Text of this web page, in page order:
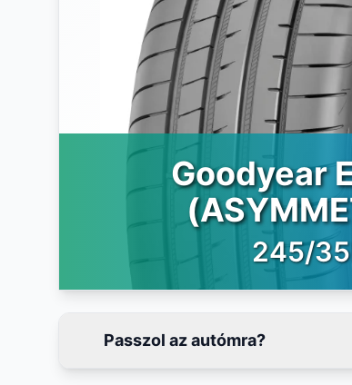
Goodyear
245/
Passzol az autómra?